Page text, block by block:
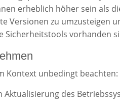
erheblich höher sein als
Versionen zu umzusteigen
Sicherheitstools vorhanden
Kontext unbedingt beachten:
des